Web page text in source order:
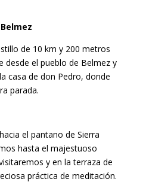
de 10 km y 200 metros
desde el pueblo de Belmez y
casa de don Pedro, donde
parada.
el pantano de Sierra
hasta el majestuoso
y en la terraza de
práctica de meditación.